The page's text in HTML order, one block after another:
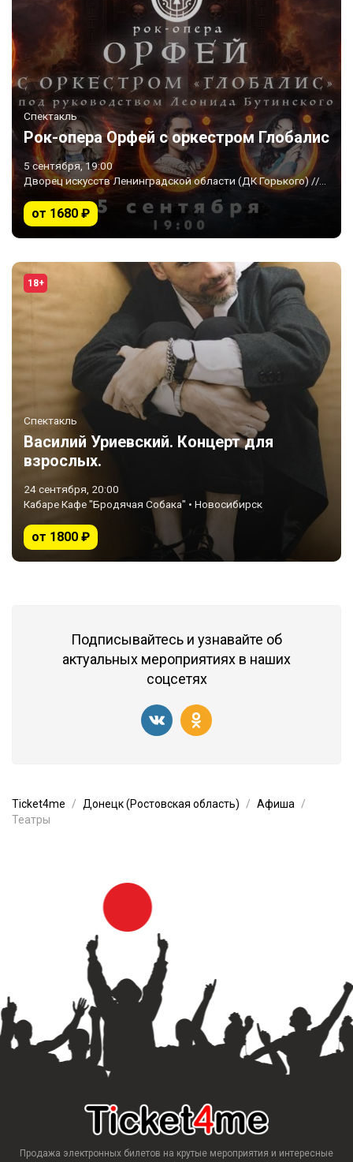
Спектакль
Рок-опера Орфей с оркестром Глобалис
5 сентября, 19:00
от 1680 ₽
18+
Спектакль
Василий Уриевский. Концерт для
взрослых.
24 сентября, 20:00
Кабаре Кафе "Бродячая Собака" • Новосибирск
от 1800 ₽
Подписывайтесь и узнавайте об
актуальных мероприятиях в наших
соцсетях
Ticket4me Донецк (Ростовская область)
Афиша
Театры
Продажа электронных билетов на крутые мероприятия и интересные